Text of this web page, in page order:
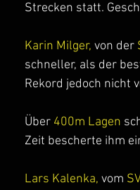
Strecken statt.
Karin Milger, von der
schneller, als der
Rekord jedoch nicht
Über 400m Lagen
Zeit bescherte ihm
Lars Kalenka, vom